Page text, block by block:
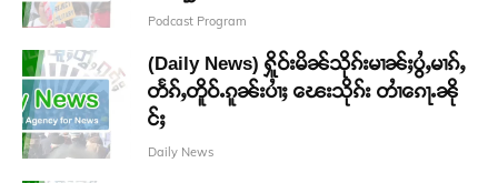
Podcast Program
(Daily News) ႁိူဝ်းမိၼ်သိုၵ်းမၢၼ်ႈပွႆႇမၢၵ်ႇ
တႅၵ်ႇတိူဝ်ႉၵူၼ်းပၢႆႈ ၽေးသိုၵ်း တၢႆၵေႃႉၼို
င်ႈ
Daily News